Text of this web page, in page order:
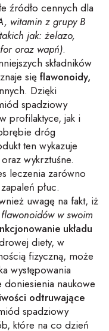
źródło cennych dla
witamin z grupy B
jak: żelazo,
oraz wapń).
składników
się flawonoidy,
Dzięki
spadziowy
profilaktyce, jak i
dróg
ten wykazuje
wykrztuśne.
leczenia zarówno
płuc.
uwagę na fakt, iż
w swoim
układu
diety, w
fizyczną, może
występowania
doniesienia naukowe
odtruwające
spadziowy
które na co dzień